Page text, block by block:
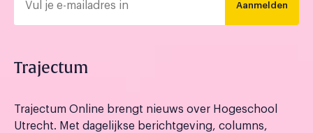
Aanmelden
Trajectum
Trajectum Online brengt nieuws over Hogeschool
Utrecht. Met dagelijkse berichtgeving, columns,